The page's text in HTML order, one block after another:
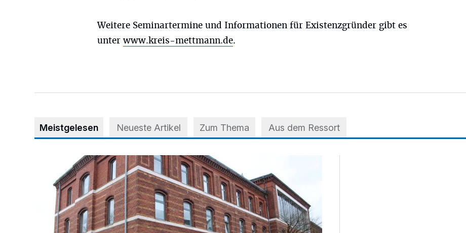
Weitere Seminartermine und Informationen für Existenzgründer gibt es
unterwww.kreis-mettmann.de.
Meistgelesen Neueste Artikel Zum Thema Aus dem Ressort
Abstimmung für Heimatpreis noch möglich